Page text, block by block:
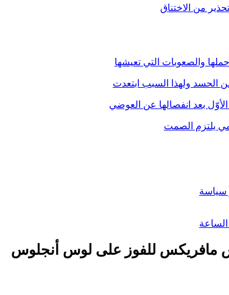
من الاختناق
والصعوبات التي تعيشها
الحسد ولهذا السبب ابتعدت
بعد انفصالها عن العوضي
يلتزم الصمت
مافريكس للفوز على لوس أنجلوس